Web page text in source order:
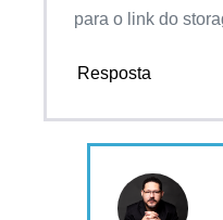
para o link do
Resposta